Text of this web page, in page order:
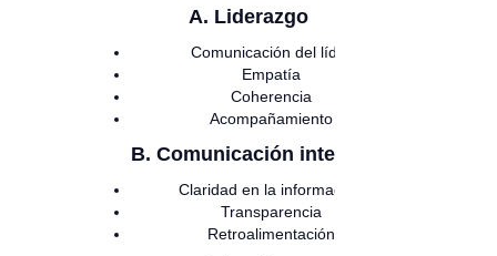
A. Liderazgo
Comunicación del líder
Empatía
Coherencia
Acompañamiento
B. Comunicación interna
Claridad en la información
Transparencia
Retroalimentación